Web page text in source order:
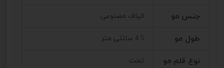
جنس مو الیاف مصنوعی
طول مو 4.5 سانتی متر
نوع قلم مو تخت